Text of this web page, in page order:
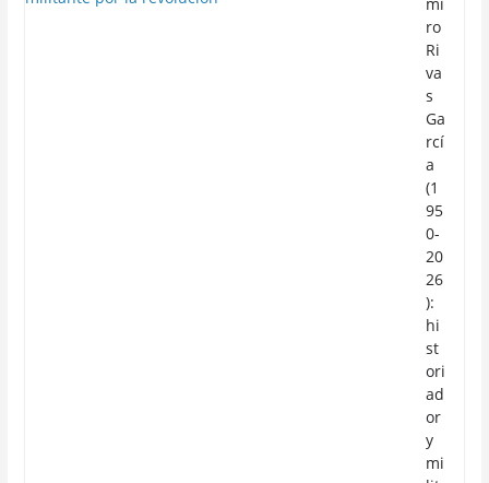
ro
Ri
va
s
Ga
rcí
a
(1
95
0-
20
26
):
hi
st
ori
ad
or
y
mi